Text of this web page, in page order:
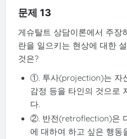
문제 13
게슈탈트 상담이론에서 주장
란을 일으키는 현상에 대한
것은?
①. 투사(projection)는 자
감정 등을 타인의 것으로
다.
②. 반전(retroflection)은
에 대하여 하고 싶은 행동